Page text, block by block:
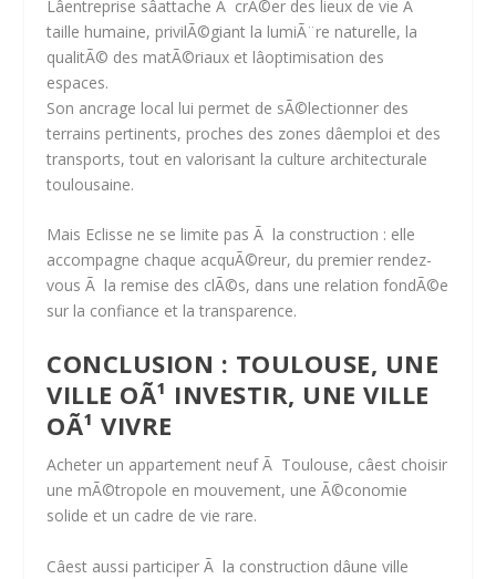
Lâentreprise sâattache Ã crÃ©er des lieux de vie Ã
taille humaine, privilÃ©giant la lumiÃ¨re naturelle, la
qualitÃ© des matÃ©riaux et lâoptimisation des
espaces.
Son ancrage local lui permet de sÃ©lectionner des
terrains pertinents, proches des zones dâemploi et des
transports, tout en valorisant la culture architecturale
toulousaine.
Mais Eclisse ne se limite pas Ã la construction : elle
accompagne chaque acquÃ©reur, du premier rendez-
vous Ã la remise des clÃ©s, dans une relation fondÃ©e
sur la confiance et la transparence.
CONCLUSION : TOULOUSE, UNE
VILLE OÃ¹ INVESTIR, UNE VILLE
OÃ¹ VIVRE
Acheter un appartement neuf Ã Toulouse, câest choisir
une mÃ©tropole en mouvement, une Ã©conomie
solide et un cadre de vie rare.
Câest aussi participer Ã la construction dâune ville